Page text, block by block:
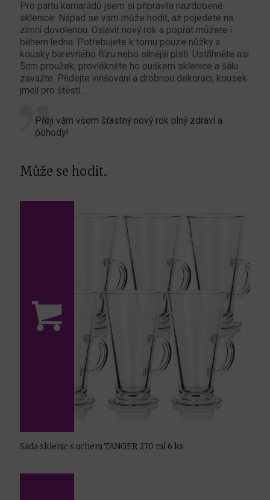
Pro partu kamarádů jsem si připravila nazdobené
sklenice. Nápad se vám může hodit, až pojedete na
zimní dovolenou. Oslavit nový rok a popřát můžete i
během ledna. Potřebujete k tomu pouze nůžky a
kousky barevného flízu nebo silnější plsti. Ustřihněte asi
5cm proužek, provlékněte ho ouškem sklenice a šálu
zavažte. Přidejte vinšování a drobnou dekoraci, kousek
jmelí pro štěstí…
Přeji vám všem šťastný nový rok plný zdraví a
pohody!
Může se hodit..
Sada sklenic s uchem TANGER 270 ml 6 ks